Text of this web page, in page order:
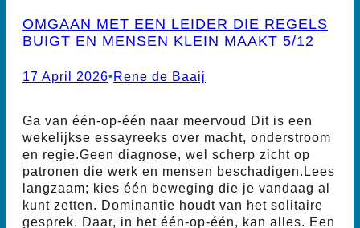
OMGAAN MET EEN LEIDER DIE REGELS
BUIGT EN MENSEN KLEIN MAAKT 5/12
17 April 2026•Rene de Baaij
Ga van één-op-één naar meervoud Dit is een
wekelijkse essayreeks over macht, onderstroom
en regie.Geen diagnose, wel scherp zicht op
patronen die werk en mensen beschadigen.Lees
langzaam; kies één beweging die je vandaag al
kunt zetten. Dominantie houdt van het solitaire
gesprek. Daar, in het één-op-één, kan alles. Een